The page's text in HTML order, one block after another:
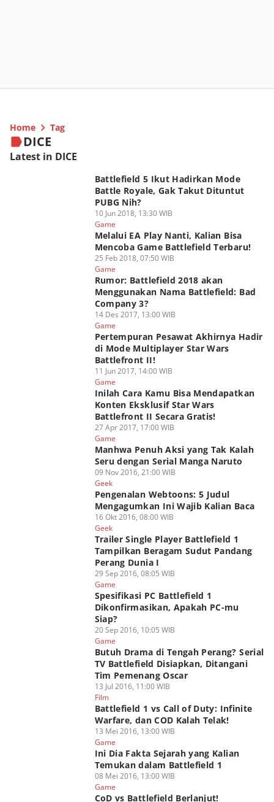
Home Tag
DICE
Latest in DICE
Battlefield 5 Ikut Hadirkan Mode
Battle Royale, Gak Takut Dituntut
PUBG Nih?
10 Jun 2018, 13:30 WIB
Game
Melalui EA Play Nanti, Kalian Bisa
Mencoba Game Battlefield Terbaru!
25 Feb 2018, 07:50 WIB
Game
Rumor: Battlefield 2018 akan
Menggunakan Nama Battlefield: Bad
Company 3?
14 Des 2017, 13:00 WIB
Game
Pertempuran Pesawat Akhirnya Hadir
di Mode Multiplayer Star Wars
Battlefront II!
11 Jun 2017, 14:00 WIB
Game
Inilah Cara Kamu Bisa Mendapatkan
Konten Eksklusif Star Wars
Battlefront II Secara Gratis!
27 Apr 2017, 17:00 WIB
Game
Manhwa Penuh Aksi yang Tak Kalah
Seru dengan Serial Manga Naruto
09 Nov 2016, 21:00 WIB
Geek
Pengenalan Webtoons: 5 Judul
Mengagumkan Ini Wajib Kalian Baca
16 Okt 2016, 08:00 WIB
Geek
Trailer Single Player Battlefield 1
Tampilkan Beragam Sudut Pandang
Perang Dunia I
29 Sep 2016, 08:05 WIB
Game
Spesifikasi PC Battlefield 1
Dikonfirmasikan, Apakah PC-mu
Siap?
20 Sep 2016, 10:05 WIB
Game
Butuh Drama di Tengah Perang? Serial
TV Battlefield Disiapkan, Ditangani
Tim Pemenang Oscar
13 Jul 2016, 11:00 WIB
Film
Battlefield 1 vs Call of Duty: Infinite
Warfare, dan COD Kalah Telak!
13 Mei 2016, 13:00 WIB
Game
Ini Dia Fakta Sejarah yang Kalian
Temukan dalam Battlefield 1
08 Mei 2016, 13:00 WIB
Game
CoD vs Battlefield Berlanjut!